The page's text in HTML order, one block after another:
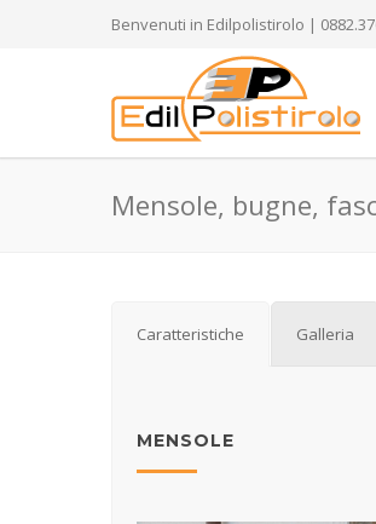
Benvenuti in Edilpolistirolo |
Mensole, bugne,
Caratteristiche Galleria
MENSOLE